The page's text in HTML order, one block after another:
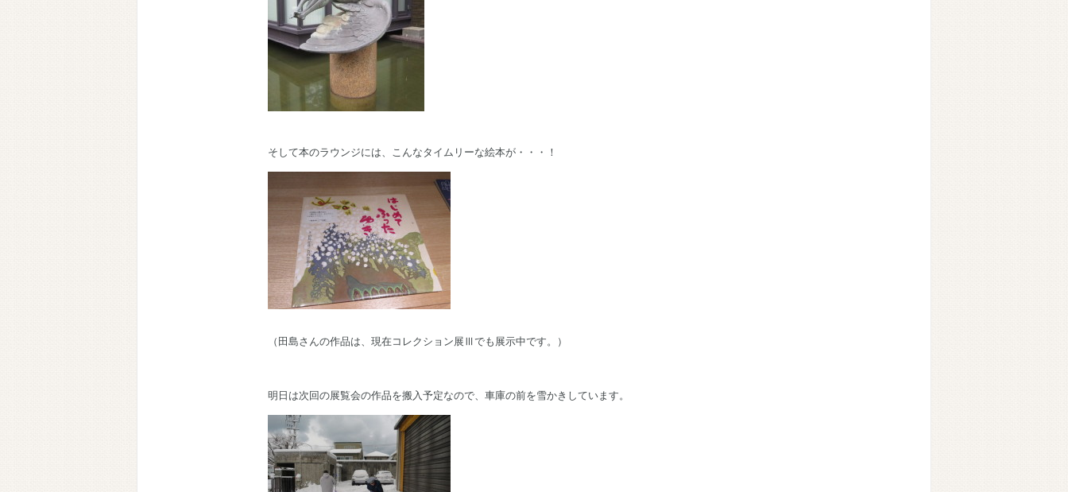
そして本のラウンジには、こんなタイムリーな絵本が・・・！
（田島さんの作品は、現在コレクション展Ⅲでも展示中です。）
明日は次回の展覧会の作品を搬入予定なので、車庫の前を雪かきしています。